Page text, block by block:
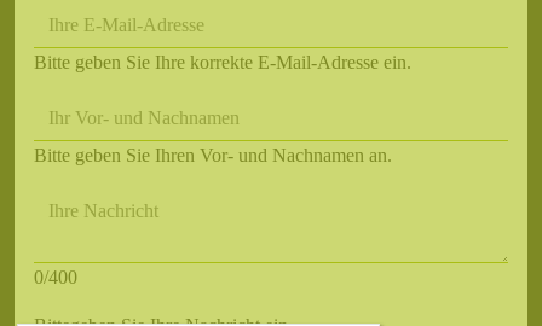
Ihre E-Mail-Adresse
Bitte geben Sie Ihre korrekte E-Mail-Adresse ein.
Ihr Vor- und Nachnamen
Bitte geben Sie Ihren Vor- und Nachnamen an.
Ihre Nachricht
0/400